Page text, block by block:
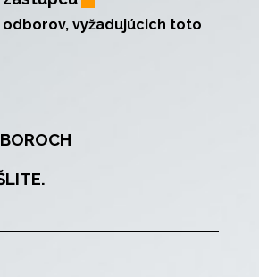
odborov, vyžadujúcich toto
A ICH ODBOROCH